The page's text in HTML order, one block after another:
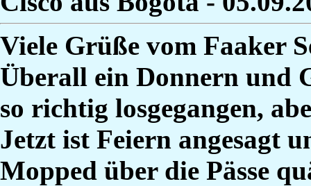
Viele Grüße vom Faaker
Überall ein Donnern und
so richtig losgegangen,
Jetzt ist Feiern angesagt
Mopped über die Pässe